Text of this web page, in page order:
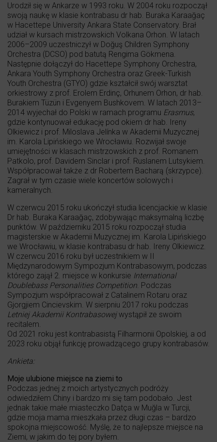
Urodził się w Ankarze w 1993 roku. W 2004 roku rozpoczął
swoją naukę w klasie kontrabasu dr hab. Buraka Karaağaç
w Hacettepe University Ankara State Conservatory. Brał
udział w kursach mistrzowskich Volkana Orhon. W latach
2006–2009 uczestniczył w Doğuş Children Symphony
Orchestra (DCSO) pod batutą Rengima Gökmena.
Następnie dołączył do Hacettepe Symphony Orchestra,
Ankara Youth Symphony Orchestra oraz Greek-Turkish
Youth Orchestra (GTYO) gdzie kształcił swój warsztat
orkiestrowy z prof. Erolem Erdinç, Orhunem Orhon, dr hab.
Burakiem Tüzün i Evgenyem Bushkovem. W latach 2013–
2014 wyjechał do Polski w ramach programu Erasmus,
gdzie kontynuował edukację pod okiem dr hab. Ireny
Olkiewicz i prof. Miloslava Jelínka w Akademii Muzycznej
im. Karola Lipińskiego we Wrocławiu. Rozwijał swoje
umiejętności w klasach mistrzowskich z prof. Romanem
Patkolo, prof. Davidem Sinclar i prof. Ruslanem Lutsykiem.
Współpracował także z dr Robertem Bacharą (skrzypce).
Zagrał w tym czasie wiele koncertów solowych i
kameralnych.
W czerwcu 2015 roku ukończył studia licencjackie w klasie
Dr hab. Buraka Karaağaç, zdobywając maksymalną liczbę
punktów. W październiku 2015 roku rozpoczął studia
magisterskie w Akademii Muzycznej im. Karola Lipińskiego
we Wrocławiu, w klasie kontrabasu dr hab. Ireny Olkiewicz.
W czerwcu 2016 roku był uczestnikiem w II
Międzynarodowym Sympozjum Kontrabasowym, podczas
którego zajął 2. miejsce w konkursie International
Doublebass Personalities Competition. Podczas
Sympozjum współpracował z Catalinem Rotaru oraz
Gjorgjiem Cincievskim. W sierpniu 2017 roku podczas
Letniej Akademii Kontrabasowejwystąpił ze swoim
recitalem.
Od 2021 roku jest kontrabasistą Filharmonii Opolskiej, a od
2023 roku objął funkcję prowadzącego grupy kontrabasów.
Ankieta:
Moje ulubione miejsce na ziemi to
Podczas jednej z moich artystycznych podróży
odwiedziłem Chiny i bardzo mi się tam podobało. Jest
jednak takie małe miasteczko Datça w Muğla w Turcji,
gdzie moja mama mieszkała przez długi czas – bardzo
spokojna miejscowość. Myślę, że to najlepsze miejsce na
Ziemi, w jakim do tej pory byłem.